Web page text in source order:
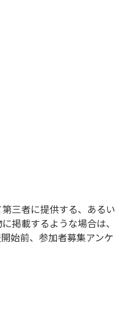
三者に提供する、あるい
掲載するような場合は、
始前、参加者募集アンケ